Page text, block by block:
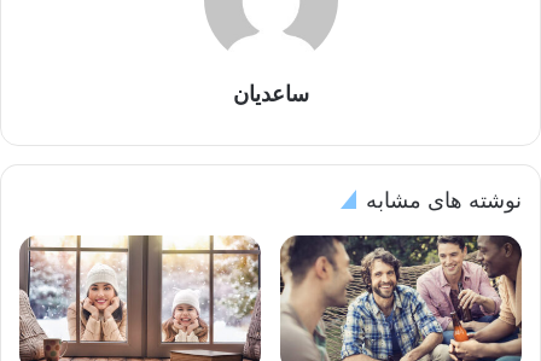
ساعدیان
نوشته های مشابه